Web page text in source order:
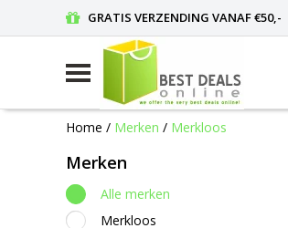
GRATIS VERZENDING VANAF €50,-
Home / Merken / Merkloos
Merken
Alle merken
Merkloos